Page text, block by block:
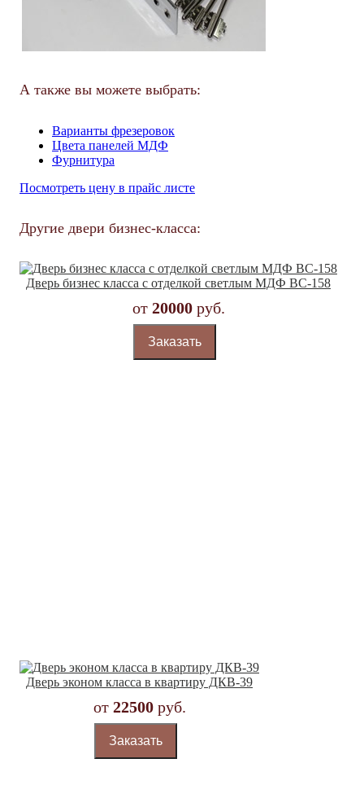
А также вы можете выбрать:
Варианты фрезеровок
Цвета панелей МДФ
Фурнитура
Посмотреть цену в прайс листе
Другие двери бизнес-класса:
Дверь бизнес класса с отделкой светлым МДФ BC-158
от 20000руб.
Заказать
Дверь эконом класса в квартиру ДКВ-39
от 22500руб.
Заказать